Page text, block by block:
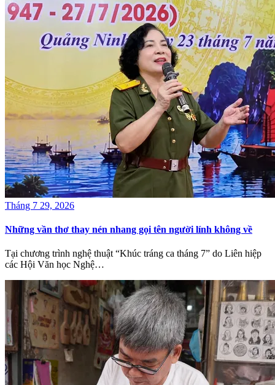
Tháng 7 29, 2026
Những vần thơ thay nén nhang gọi tên người lính không về
Tại chương trình nghệ thuật “Khúc tráng ca tháng 7” do Liên hiệp
các Hội Văn học Nghệ…